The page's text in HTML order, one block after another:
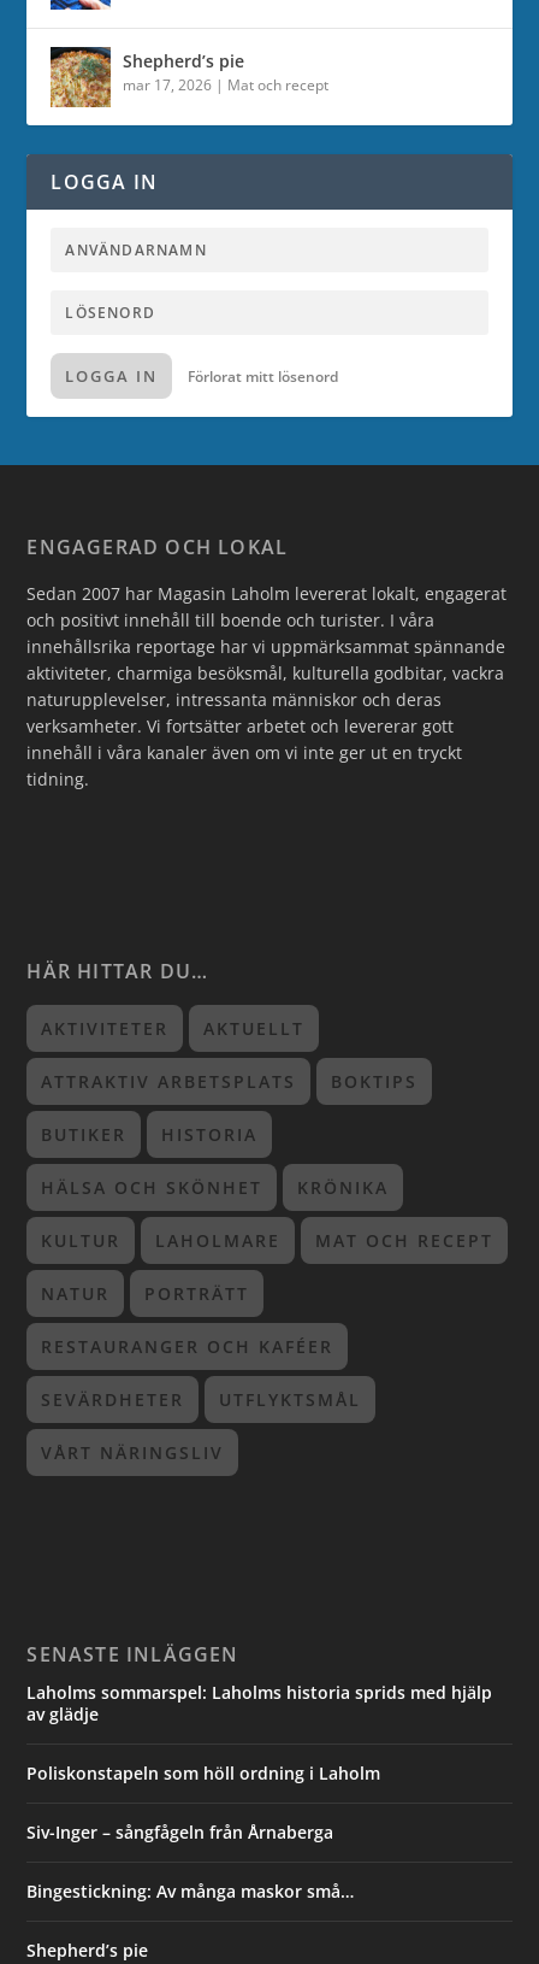
Shepherd’s pie
mar 17, 2026 | Mat och recept
LOGGA IN
LOGGA IN Förlorat mitt lösenord
ENGAGERAD OCH LOKAL
Sedan 2007 har Magasin Laholm levererat lokalt, engagerat
och positivt innehåll till boende och turister. I våra
innehållsrika reportage har vi uppmärksammat spännande
aktiviteter, charmiga besöksmål, kulturella godbitar, vackra
naturupplevelser, intressanta människor och deras
verksamheter. Vi fortsätter arbetet och levererar gott
innehåll i våra kanaler även om vi inte ger ut en tryckt
tidning.
HÄR HITTAR DU…
AKTIVITETER AKTUELLT
ATTRAKTIV ARBETSPLATS BOKTIPS
BUTIKER HISTORIA
HÄLSA OCH SKÖNHET KRÖNIKA
KULTUR LAHOLMARE MAT OCH RECEPT
NATUR PORTRÄTT
RESTAURANGER OCH KAFÉER
SEVÄRDHETER UTFLYKTSMÅL
VÅRT NÄRINGSLIV
SENASTE INLÄGGEN
Laholms sommarspel: Laholms historia sprids med hjälp
av glädje
Poliskonstapeln som höll ordning i Laholm
Siv-Inger – sångfågeln från Årnaberga
Bingestickning: Av många maskor små…
Shepherd’s pie